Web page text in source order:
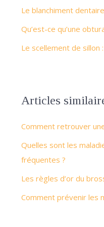
Le blanchiment
Qu’est-ce qu’une
Le scellement de sillon
Articles
Comment retrouver
Quelles sont les
fréquentes ?
Les règles d’or du
Comment prévenir les